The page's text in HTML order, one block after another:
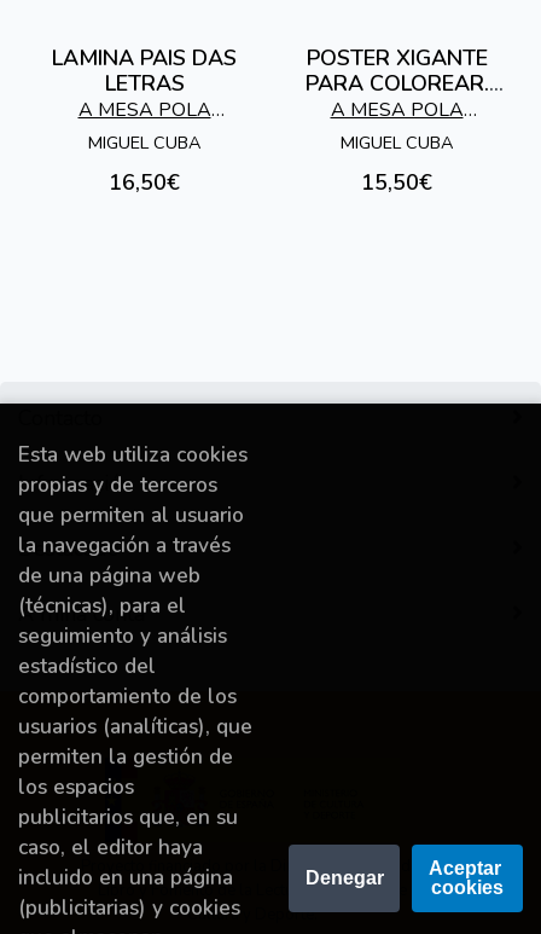
LAMINA PAIS DAS
LETRAS
A MESA POLA
NORMALIZACION
LINGUISTICA
MIGUEL CUBA
16,50€
POSTER XIGANTE
PARA COLOREAR.
PAIS DAS LETRAS
A MESA POLA
NORMALIZACION
LINGUISTICA
MIGUEL CUBA
15,50€
Información
Destacado
A miña conta
Proyecto financiado por la Dirección General del
Libro y Fomento de la Lectura, Ministerio de
Cultura y Deporte.
Esta web utiliza cookies
propias y de terceros
que permiten al usuario
la navegación a través
de una página web
(técnicas), para el
seguimiento y análisis
estadístico del
comportamiento de los
usuarios (analíticas), que
permiten la gestión de
los espacios
publicitarios que, en su
caso, el editor haya
incluido en una página
(publicitarias) y cookies
Denegar
Aceptar
cookies